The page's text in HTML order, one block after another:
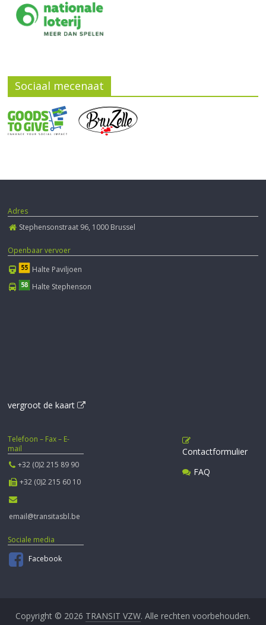
Sociaal mecenaat
Adres
Stephensonstraat 96, 1000 Brussel
Openbaar vervoer
Halte Paviljoen
Halte Stephenson
vergroot de kaart
Telefoon – Fax – E-
mail
+32 (0)2 215 89 90
+32 (0)2 215 60 10
email@transitasbl.be
Sociale media
Facebook
Contactformulier
FAQ
Copyright © 2026 TRANSIT VZW. Alle rechten voorbehouden.